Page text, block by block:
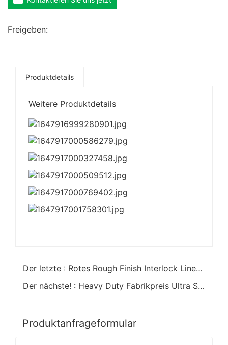
Freigeben:
Produktdetails
Weitere Produktdetails
Der letzte : Rotes Rough Finish Interlock Liner PVC Handschuhe
Der nächste! : Heavy Duty Fabrikpreis Ultra Soft Oil Resistant / Anti Oil / Oil Proof Seamless Cotton Liner PVC Beschichtete Sicherheitsarbeitshandschuhe
Produktanfrageformular